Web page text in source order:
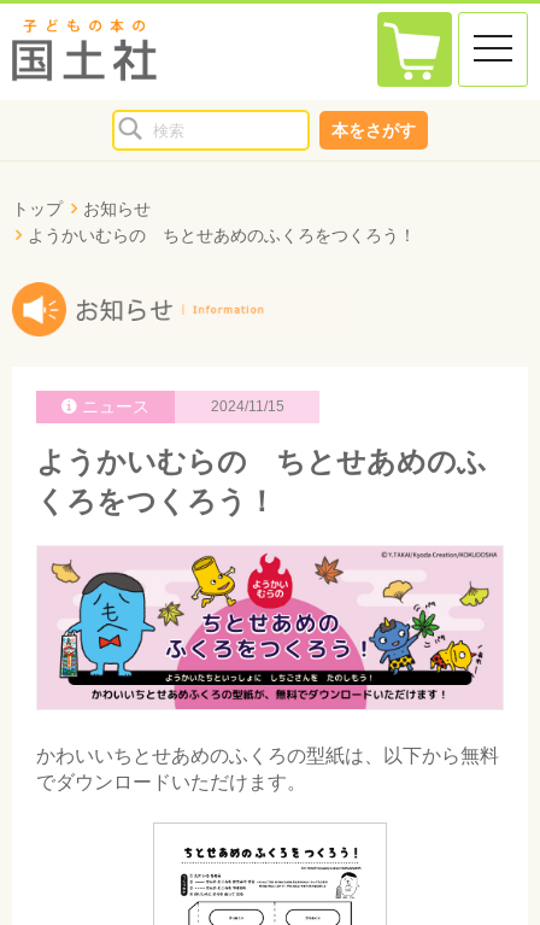
toggle
本をさがす
トップ
お知らせ
ようかいむらの ちとせあめのふくろをつくろう！
ニュース 2024/11/15
ようかいむらの ちとせあめのふ
くろをつくろう！
かわいいちとせあめのふくろの型紙は、以下から無料
でダウンロードいただけます。